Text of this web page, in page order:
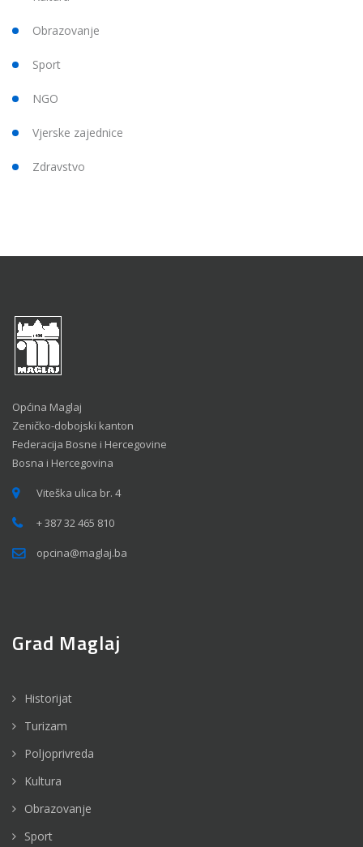
Obrazovanje
Sport
NGO
Vjerske zajednice
Zdravstvo
Općina Maglaj
Zeničko-dobojski kanton
Federacija Bosne i Hercegovine
Bosna i Hercegovina
Viteška ulica br. 4
+ 387 32 465 810
opcina@maglaj.ba
Grad Maglaj
Historijat
Turizam
Poljoprivreda
Kultura
Obrazovanje
Sport